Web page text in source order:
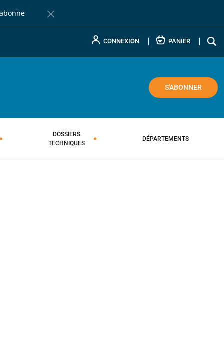
Fermer la barre de notification
CONNEXION PANIER
S'ABONNER
DOSSIERS
TECHNIQUES
DÉPARTEMENTS